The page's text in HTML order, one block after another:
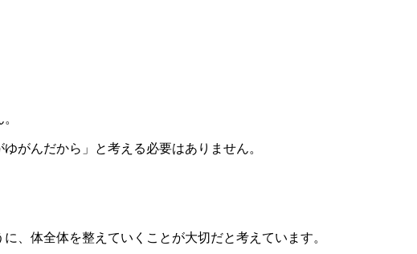
がんだから」と考える必要はありません。
、体全体を整えていくことが大切だと考えています。